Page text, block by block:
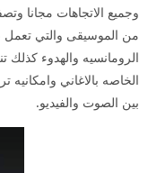
وجميع الاتجاهات مجانا
من الموسيقى والتي تعمل
الرومانسيه والهدوء كذلك
الخاصه بالاغاني وامكانيه
بين الصوت والفيديو.